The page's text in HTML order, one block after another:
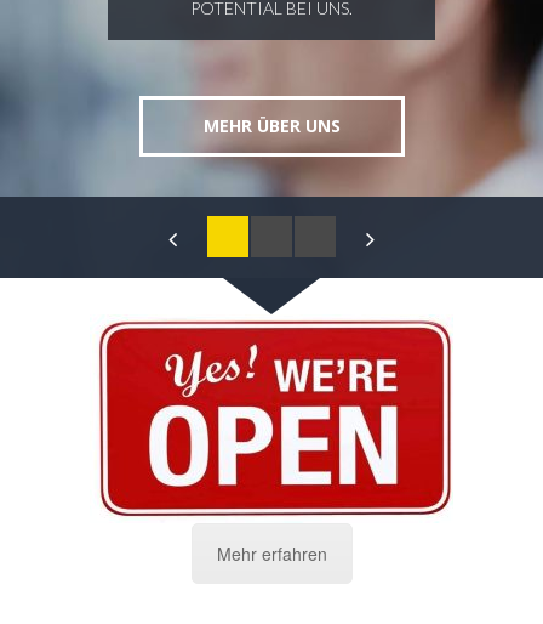
POTENTIAL BEI UNS.
MEHR ÜBER UNS
Mehr erfahren